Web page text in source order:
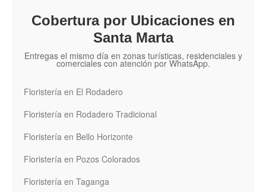
Cobertura por Ubicaciones en
Santa Marta
Entregas el mismo día en zonas turísticas, residenciales y
comerciales con atención por WhatsApp.
Floristería en El Rodadero
Floristería en Rodadero Tradicional
Floristería en Bello Horizonte
Floristería en Pozos Colorados
Floristería en Taganga